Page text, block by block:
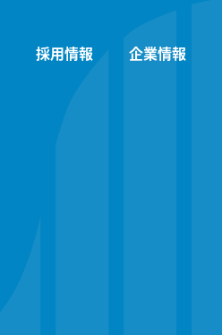
採用情報 企業情報